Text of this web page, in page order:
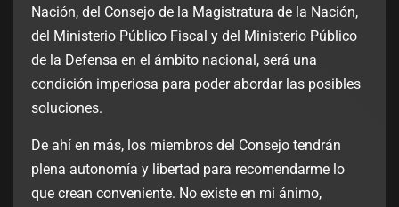
Nación, del Consejo de la Magistratura de la Nación,
del Ministerio Público Fiscal y del Ministerio Público
de la Defensa en el ámbito nacional, será una
condición imperiosa para poder abordar las posibles
soluciones.
De ahí en más, los miembros del Consejo tendrán
plena autonomía y libertad para recomendarme lo
que crean conveniente. No existe en mi ánimo,